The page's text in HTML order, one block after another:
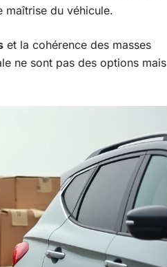
maîtrise du véhicule.
et la cohérence des masses
ne sont pas des options mais